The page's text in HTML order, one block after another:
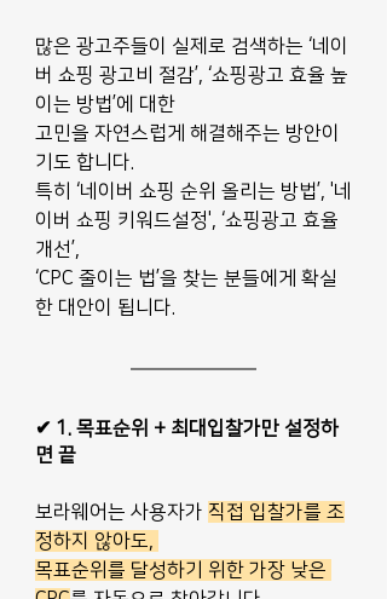
많은 광고주들이 실제로 검색하는 ‘네이
버 쇼핑 광고비 절감’, ‘쇼핑광고 효율 높
이는 방법’에 대한
고민을 자연스럽게 해결해주는 방안이
기도 합니다.
특히 ‘네이버 쇼핑 순위 올리는 방법’, '네
이버 쇼핑 키워드설정', ‘쇼핑광고 효율
개선’,
‘CPC 줄이는 법’을 찾는 분들에게 확실
한 대안이 됩니다.
✔ 1. 목표순위 + 최대입찰가만 설정하
면 끝
보라웨어는 사용자가 직접 입찰가를 조
정하지 않아도,
목표순위를 달성하기 위한 가장 낮은